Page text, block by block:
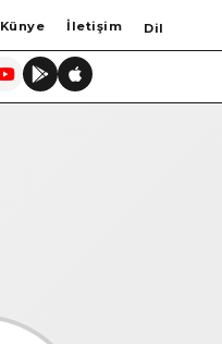
Künye İletişim Dil